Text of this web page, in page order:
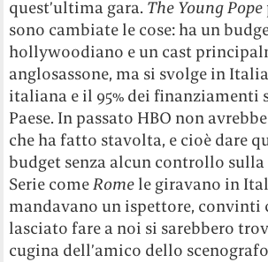
quest’ultima gara. The Young Pope
sono cambiate le cose: ha un
hollywoodiano e un cast
anglosassone, ma si svolge in
italiana e il 95% dei finanziamenti
Paese. In passato HBO non
che ha fatto stavolta, e cioè dare
budget senza alcun controllo
Serie comeRome le giravano in
mandavano un ispettore, convinti
lasciato fare a noi si sarebbero
cugina dell’amico dello